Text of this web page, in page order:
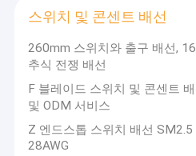
Rj45 이더넷 네트워크 케이블
LVDS 디스플레이 케이블
배터리 커넥터 케이블
IDC 플랫 케이블
스위치 및 콘센트 배선
260mm 스위치와 출구 배선,
추식 전쟁 배선
F 블레이드 스위치 및 콘센트
및 ODM 서비스
Z 엔드스톱 스위치 배선
28AWG
요 사항을 알려주시면 원스톱으로
이 우리 회사를 방문하거나 협력을